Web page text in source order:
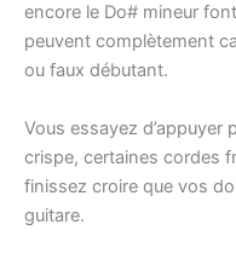
encore le Do# mineur
peuvent complètement
ou faux débutant.
Vous essayez
crispe, certaines cordes
finissez croire que vos
guitare.